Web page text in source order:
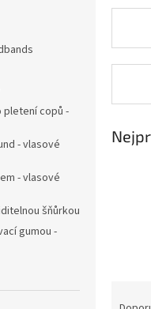
pletení copů -
- vlasové
- vlasové
šňůrkou
gumou -